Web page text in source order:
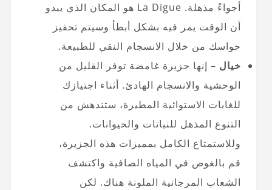
أجواءً مذهلة. La Digue هو المكان الذي يبدو
أن الوقت يمر فيه بشكل أبطأ وسيتم تحفيز
حواسك من خلال الانسجام النقي للطبيعة.
خيال – إنها جزيرة غامضة توفر القليل من
الوحشية والانسجام الهادئ. أثناء اجتيازك
للغابات الاستوائية المطيرة، ستندهش من
التنوع المذهل للنباتات والحيوانات.
وللاستمتاع الكامل بمميزات هذه الجزيرة،
قم بالغوص في المياه الصافية واكتشف
الشعاب المرجانية الملونة هناك. لكن